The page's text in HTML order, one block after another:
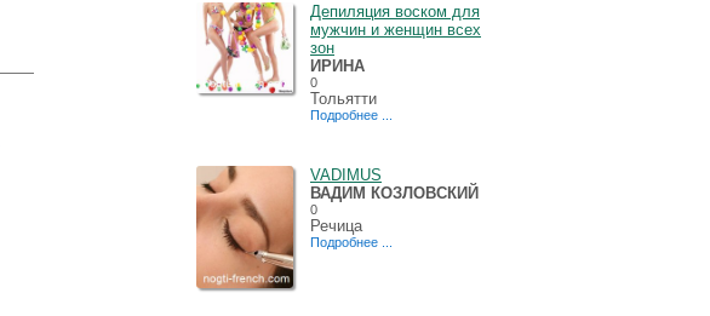
Депиляция воском для
мужчин и женщин всех
зон
ИРИНА
0
Тольятти
Подробнее ...
VADIMUS
ВАДИМ КОЗЛОВСКИЙ
0
Речица
Подробнее ...